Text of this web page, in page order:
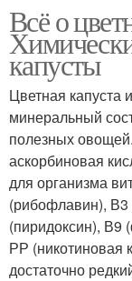
Всё о
капусты
Цветная капуста
минеральный
полезных
аскорбиновая
для организма
(рибофлавин), В3
(пиридоксин), В9
РР (никотиновая
достаточно